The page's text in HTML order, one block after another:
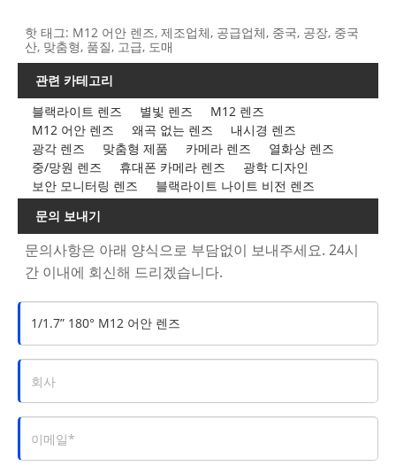
핫 태그: M12 어안 렌즈, 제조업체, 공급업체, 중국, 공장, 중국
산, 맞춤형, 품질, 고급, 도매
관련 카테고리
블랙라이트 렌즈
별빛 렌즈
M12 렌즈
M12 어안 렌즈
왜곡 없는 렌즈
내시경 렌즈
광각 렌즈
맞춤형 제품 카메라 렌즈
열화상 렌즈
중/망원 렌즈
휴대폰 카메라 렌즈
광학 디자인
보안 모니터링 렌즈
블랙라이트 나이트 비전 렌즈
문의 보내기
문의사항은 아래 양식으로 부담없이 보내주세요. 24시
간 이내에 회신해 드리겠습니다.